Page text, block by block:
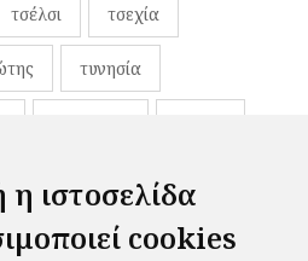
ιστοσελίδα
cookies
τσέλσι τσεχία
τυνησία
τόρες φίλαθλοι
φρανκ ντε μπουρ